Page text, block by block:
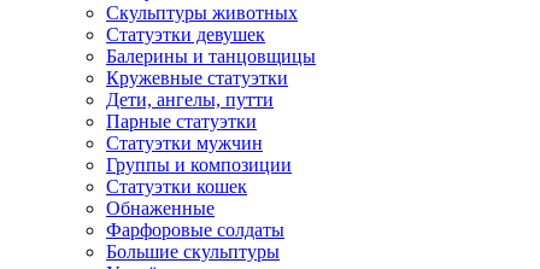
Скульптуры животных
Статуэтки девушек
Балерины и танцовщицы
Кружевные статуэтки
Дети, ангелы, путти
Парные статуэтки
Статуэтки мужчин
Группы и композиции
Статуэтки кошек
Обнаженные
Фарфоровые солдаты
Большие скульптуры